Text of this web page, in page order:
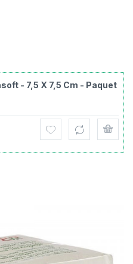
- 7,5 X 7,5 Cm - Paquet